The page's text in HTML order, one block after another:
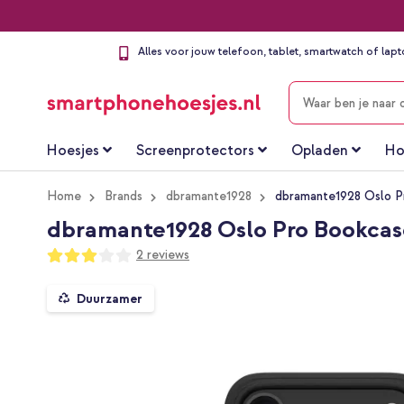
Alles voor jouw telefoon, tablet, smartwatch of
ZOEKEN
Hoesjes Screenprotectors Opladen
Home Brands dbramante1928 dbramante1928 Oslo
dbramante1928 Oslo Pro
Waardering:
60
100
2 reviews
Ga
naar
Duurzamer